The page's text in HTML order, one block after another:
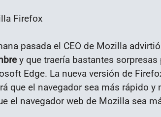
pasada el CEO de Mozilla
y que traería bastantes
Edge. La nueva versión de
que el navegador sea más rápido
el navegador web de Mozilla sea